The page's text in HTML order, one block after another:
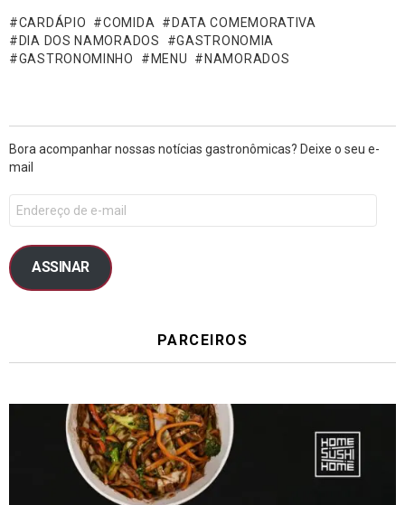
CARDÁPIO COMIDA
DATA COMEMORATIVA
DIA DOS NAMORADOS
GASTRONOMIA
GASTRONOMINHO
MENU NAMORADOS
Bora acompanhar nossas notícias gastronômicas? Deixe o seu e-
mail
ASSINAR
PARCEIROS